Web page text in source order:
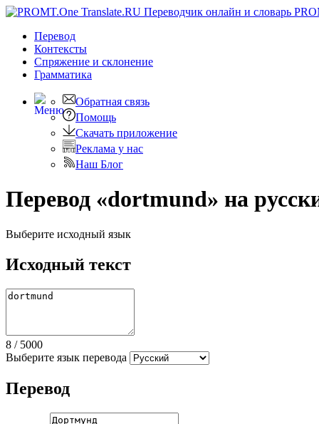
Перевод
Контексты
Спряжение и склонение
Грамматика
Обратная связь
Помощь
Скачать приложение
Реклама у нас
Наш Блог
Перевод «dortmund» на
Выберите исходный язык
Исходный текст
8 / 5000
Выберите язык перевода
Перевод